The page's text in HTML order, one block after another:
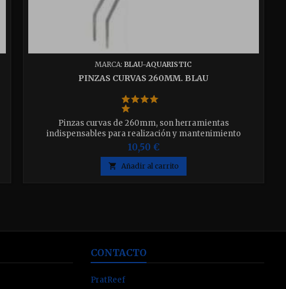
MARCA:BLAU-AQUARISTIC
PINZAS CURVAS 260MM. BLAU
Pinzas curvas de 260mm, son herramientas
indispensables para realización y mantenimiento
de paisajes acuáticos, hay una herramienta distinta
específica para cada tarea del paisajismo acuático.
realizadas en acero inoxidable de calidad quirúrgica.
10,50 €
 Añadir al carrito
CONTACTO
PratReef